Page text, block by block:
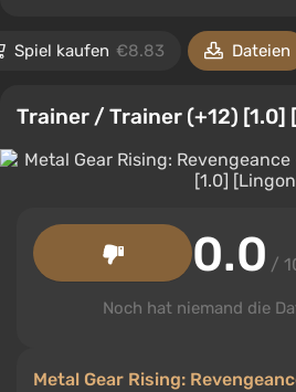
Spiel kaufen €8.83 Dateien
Trainer / Trainer (+12) [1.0]
Metal Gear Rising:
0.0 /
Noch hat niemand die